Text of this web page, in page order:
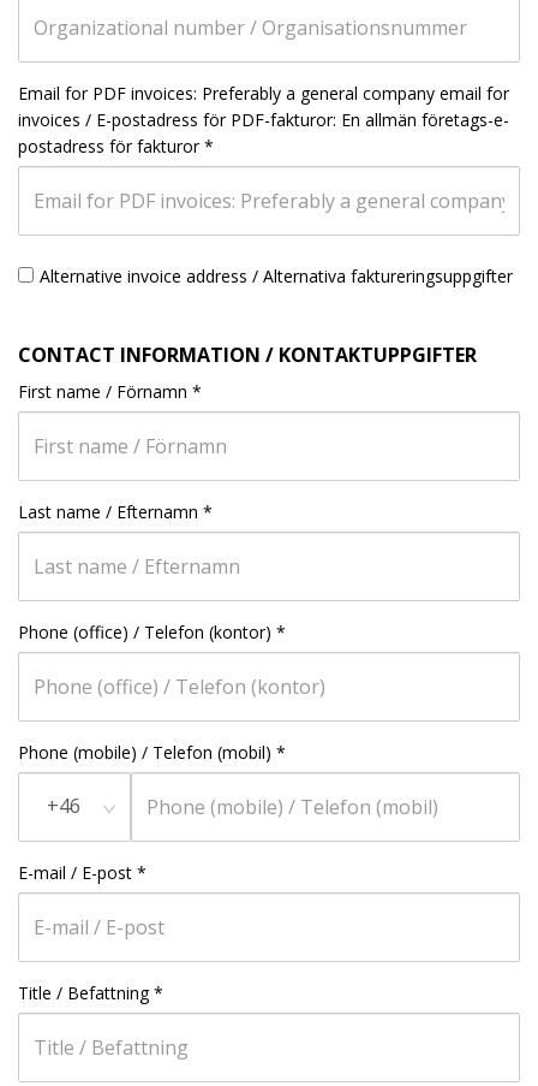
Email for PDF invoices: Preferably a general company email for
invoices / E-postadress för PDF-fakturor: En allmän företags-e-
postadress för fakturor*
Alternative invoice address / Alternativa faktureringsuppgifter
CONTACT INFORMATION / KONTAKTUPPGIFTER
First name / Förnamn *
Last name / Efternamn *
Phone (office) / Telefon (kontor) *
Phone (mobile) / Telefon (mobil) *
+46
E-mail / E-post *
Title / Befattning*